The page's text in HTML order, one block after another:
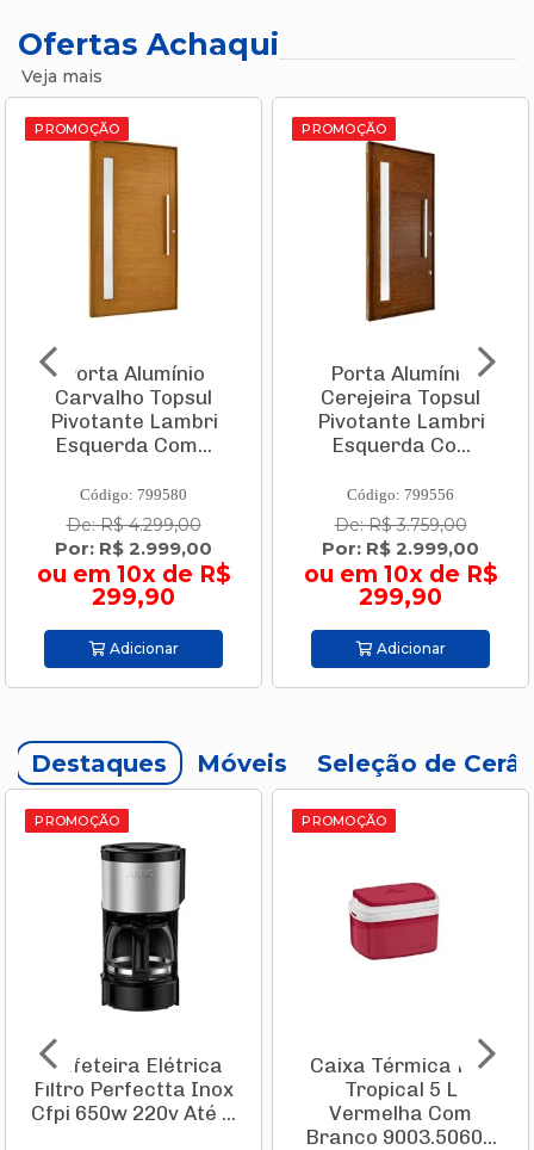
Ofertas Achaqui
Veja mais
PROMOÇÃO
Porta Alumínio
Carvalho Topsul
Pivotante Lambri
Esquerda Com...
Código: 799580
De: R$ 4.299,00
Por: R$ 2.999,00
ou em 10x de R$
299,90
Adicionar
PROMOÇÃO
Porta Alumínio
Cerejeira Topsul
Pivotante Lambri
Esquerda Co...
Código: 799556
De: R$ 3.759,00
Por: R$ 2.999,00
ou em 10x de R$
299,90
Adicionar
Destaques Móveis Seleção de
PROMOÇÃO
Cafeteira Elétrica
Filtro Perfectta Inox
Cfpi 650w 220v Até ...
PROMOÇÃO
Caixa Térmica Pvc
Tropical 5 L
Vermelha Com
Branco 9003.5060...